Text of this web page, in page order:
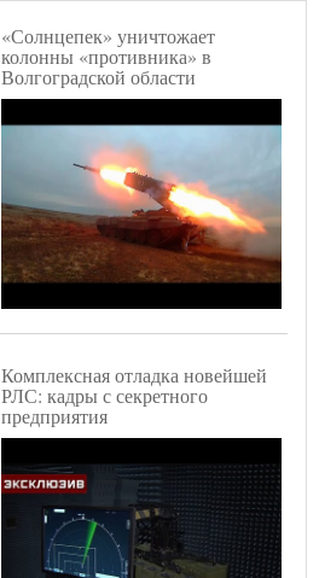
«Солнцепек» уничтожает
колонны «противника» в
Волгоградской области
Комплексная отладка новейшей
РЛС: кадры с секретного
предприятия